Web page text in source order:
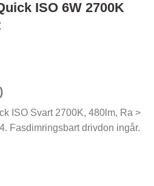
ISO 6W 2700K
ISO Svart 2700K, 480lm, Ra >
Fasdimringsbart drivdon ingår.
2700K 480lm 230V Svart mängd